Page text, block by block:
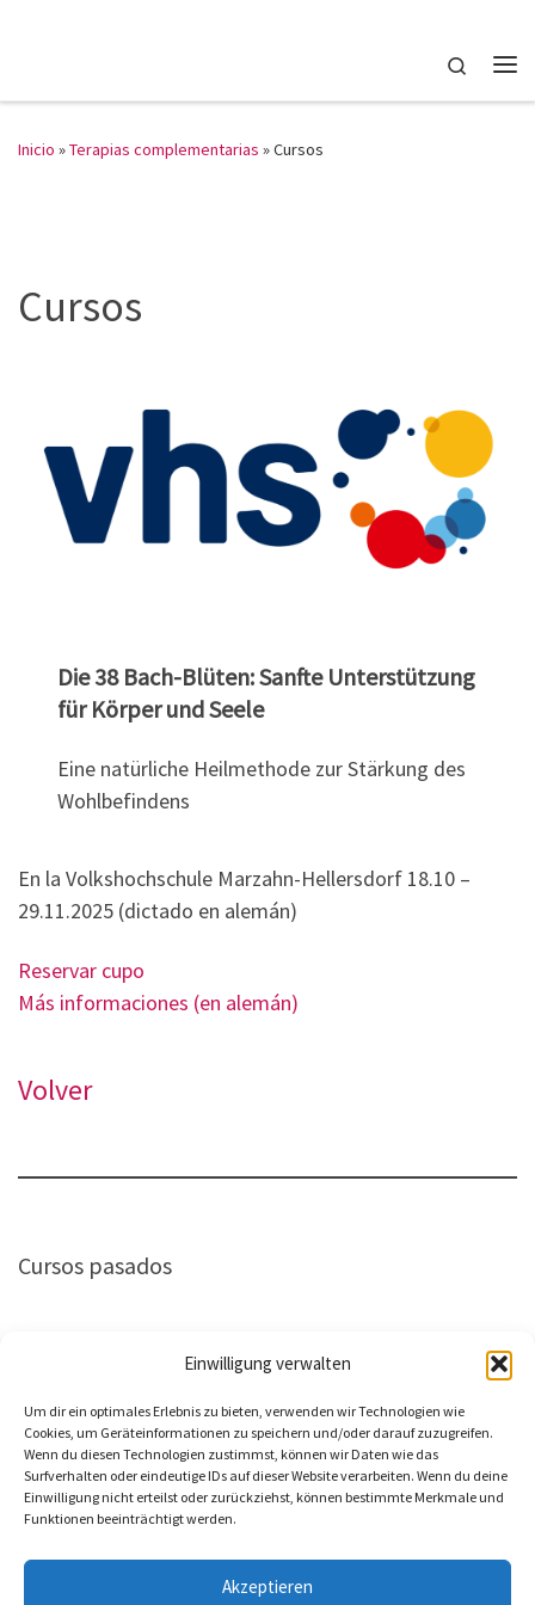
Einwilligung verwalten
Um dir ein optimales Erlebnis zu bieten, verwenden wir Technologien wie
Cookies, um Geräteinformationen zu speichern und/oder darauf zuzugreifen.
Wenn du diesen Technologien zustimmst, können wir Daten wie das
Surfverhalten oder eindeutige IDs auf dieser Website verarbeiten. Wenn du deine
Einwilligung nicht erteilst oder zurückziehst, können bestimmte Merkmale und
Funktionen beeinträchtigt werden.
Akzeptieren
Search
Inicio »Terapias complementarias »Cursos
Cursos
Die 38 Bach-Blüten: Sanfte Unterstützung
für Körper und Seele
Eine natürliche Heilmethode zur Stärkung des
Wohlbefindens
En la Volkshochschule Marzahn-Hellersdorf 18.10 –
29.11.2025 (dictado en alemán)
Reservar cupo
Más informaciones (en alemán)
Volver
Cursos pasados
Hier geht es zur Kurs-Dokumentation
Zurück